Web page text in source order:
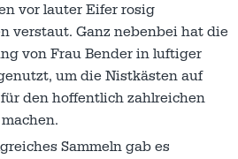
vor lauter Eifer rosig
verstaut. Ganz nebenbei hat die
von Frau Bender in luftiger
um die Nistkästen auf
den hoffentlich zahlreichen
Sammeln gab es